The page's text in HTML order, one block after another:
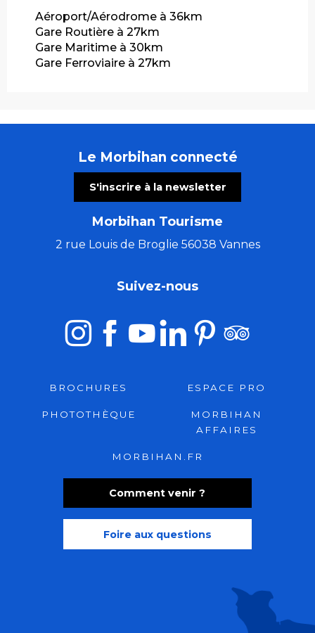
Aéroport/Aérodrome à 36km
Gare Routière à 27km
Gare Maritime à 30km
Gare Ferroviaire à 27km
Le Morbihan connecté
S'inscrire à la newsletter
Morbihan Tourisme
2 rue Louis de Broglie 56038 Vannes
Comment venir ?
Foire aux questions
Suivez-nous
BROCHURES ESPACE PRO
PHOTOTHÈQUE
MORBIHAN
AFFAIRES
MORBIHAN.FR